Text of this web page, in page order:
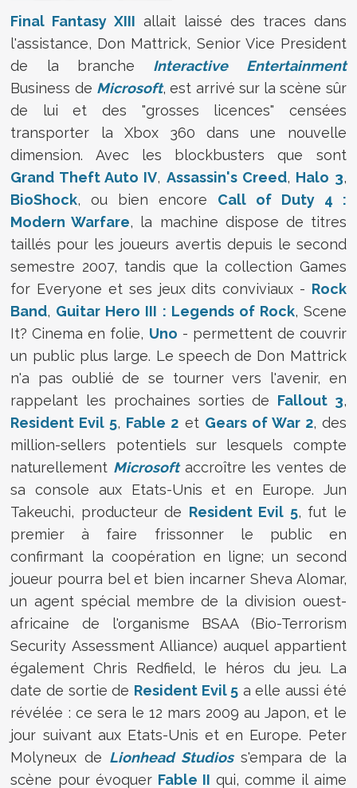
Final Fantasy XIII allait laissé des traces dans
l'assistance, Don Mattrick, Senior Vice President
de la branche Interactive Entertainment
Business de Microsoft, est arrivé sur la scène sûr
de lui et des "grosses licences" censées
transporter la Xbox 360 dans une nouvelle
dimension. Avec les blockbusters que sont
Grand Theft Auto IV, Assassin's Creed, Halo 3,
BioShock, ou bien encore Call of Duty 4 :
Modern Warfare, la machine dispose de titres
taillés pour les joueurs avertis depuis le second
semestre 2007, tandis que la collection Games
for Everyone et ses jeux dits conviviaux - Rock
Band, Guitar Hero III : Legends of Rock, Scene
It? Cinema en folie, Uno - permettent de couvrir
un public plus large. Le speech de Don Mattrick
n'a pas oublié de se tourner vers l'avenir, en
rappelant les prochaines sorties de Fallout 3,
Resident Evil 5, Fable 2 et Gears of War 2, des
million-sellers potentiels sur lesquels compte
naturellement Microsoftaccroître les ventes de
sa console aux Etats-Unis et en Europe. Jun
Takeuchi, producteur de Resident Evil 5, fut le
premier à faire frissonner le public en
confirmant la coopération en ligne; un second
joueur pourra bel et bien incarner Sheva Alomar,
un agent spécial membre de la division ouest-
africaine de l'organisme BSAA (Bio-Terrorism
Security Assessment Alliance) auquel appartient
également Chris Redfield, le héros du jeu. La
date de sortie de Resident Evil 5 a elle aussi été
révélée : ce sera le 12 mars 2009 au Japon, et le
jour suivant aux Etats-Unis et en Europe. Peter
Molyneux de Lionhead Studioss'empara de la
scène pour évoquer Fable II qui, comme il aime